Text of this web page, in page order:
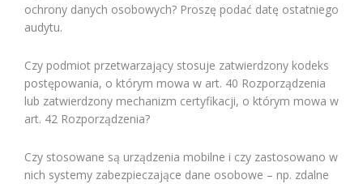
ochrony danych osobowych? Proszę podać datę ostatniego
audytu.
Czy podmiot przetwarzający stosuje zatwierdzony kodeks
postępowania, o którym mowa w art. 40 Rozporządzenia
lub zatwierdzony mechanizm certyfikacji, o którym mowa w
art. 42 Rozporządzenia?
Czy stosowane są urządzenia mobilne i czy zastosowano w
nich systemy zabezpieczające dane osobowe – np. zdalne